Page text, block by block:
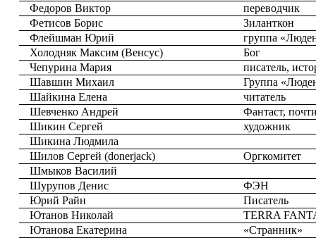
Федоров Виктор
переводчик
Фетисов Борис
Зиланткон
Флейшман Юрий
группа
Холодняк Максим (Венсус)
Бог
Чепурина Мария
писатель,
Шавшин Михаил
Группа
Шайкина Елена
читатель
Шевченко Андрей
Фантаст,
Шикин Сергей
художник
Шикина Людмила
Шилов Сергей (donerjack)
Оргкомитет
Шмыков Василий
Шурупов Денис
ФЭН
Юрий Райн
Писатель
Ютанов Николай
TERRA
Ютанова Екатерина
«Странник»